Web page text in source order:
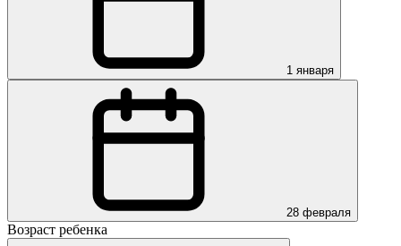
1 января
28 февраля
Возраст ребенка